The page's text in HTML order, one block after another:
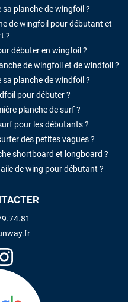
planche de wingfoil ?
de wingfoil pour débutant et
?
débuter en wingfoil ?
de wingfoil et de windfoil ?
planche de windfoil ?
pour débuter ?
planche de surf ?
pour les débutants ?
des petites vagues ?
shortboard et longboard ?
de wing pour débutant ?